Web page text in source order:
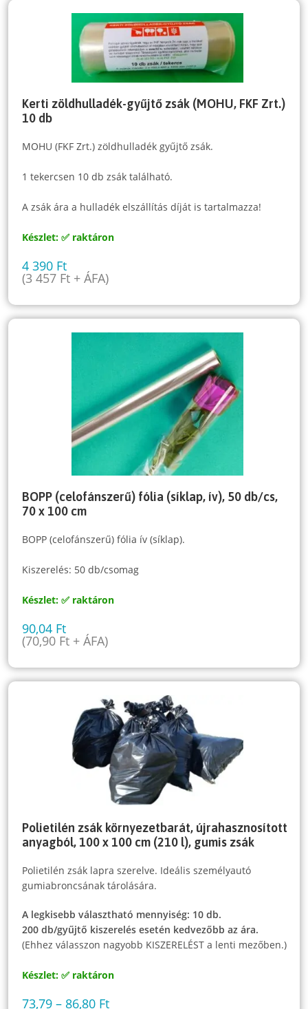
Kerti zöldhulladék-gyűjtő zsák (MOHU, FKF Zrt.)
10 db
MOHU (FKF Zrt.) zöldhulladék gyűjtő zsák.
1 tekercsen 10 db zsák található.
A zsák ára a hulladék elszállítás díját is tartalmazza!
Készlet: ✅ raktáron
4 390 Ft
(3 457 Ft + ÁFA)
BOPP (celofánszerű) fólia (síklap, ív), 50 db/cs,
70 x 100 cm
BOPP (celofánszerű) fólia ív (síklap).
Kiszerelés: 50 db/csomag
Készlet: ✅ raktáron
90,04 Ft
(70,90 Ft + ÁFA)
Polietilén zsák környezetbarát, újrahasznosított
anyagból, 100 x 100 cm (210 l), gumis zsák
Polietilén zsák lapra szerelve. Ideális személyautó
gumiabroncsának tárolására.
A legkisebb választható mennyiség: 10 db.
200 db/gyűjtő kiszerelés esetén kedvezőbb az ára.
(Ehhez válasszon nagyobb KISZERELÉST a lenti mezőben.)
Készlet: ✅ raktáron
73,79– 86,80 Ft